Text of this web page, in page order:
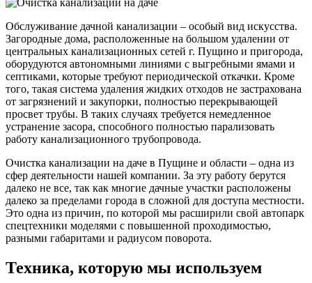
Обслуживание дачной канализации – особый вид искусства.
Загородные дома, расположенные на большом удалении от
центральных канализационных сетей г. Пущино и пригорода,
оборудуются автономными линиями с выгребными ямами и
септиками, которые требуют периодической откачки. Кроме
того, такая система удаления жидких отходов не застрахована
от загрязнений и закупорки, полностью перекрывающей
просвет трубы. В таких случаях требуется немедленное
устранение засора, способного полностью парализовать
работу канализационного трубопровода.
Очистка канализации на даче в Пущине и области – одна из
сфер деятельности нашей компании. За эту работу берутся
далеко не все, так как многие дачные участки расположены
далеко за пределами города в сложной для доступа местности.
Это одна из причин, по которой мы расширили свой автопарк
спецтехники моделями с повышенной проходимостью,
разными габаритами и радиусом поворота.
Техника, которую мы используем